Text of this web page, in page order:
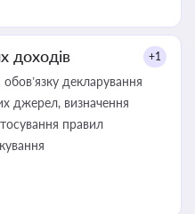
доходів +1
декларування
джерел, визначення
правил